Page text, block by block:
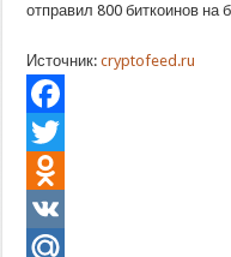
отправил 800 биткоинов на
Источник: cryptofeed.ru
Facebook
Twitter
Odnoklassniki
VK